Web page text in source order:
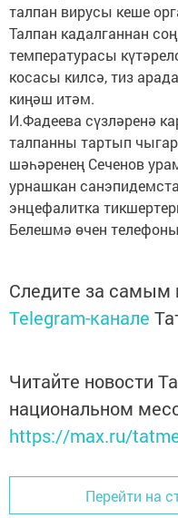
талпан вирусы кеше
Талпан кадалганнан
температурасы
косасы килсә, тиз
киңәш итәм.
И.Фадеева сүзләренә
талпанны тартып
шәһәренең Сеченов
урнашкан
энцефалитка
Белешмә өчен
Следите за
Telegram-канале
Читайте новости
национальном
https://max.ru/
Перейти на